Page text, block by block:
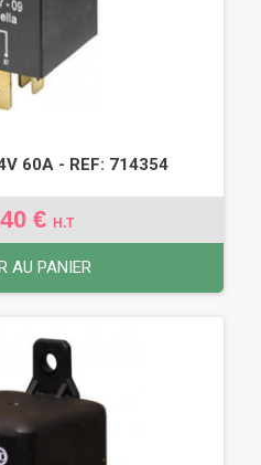
60A - REF: 714354
€ H.T
AU PANIER